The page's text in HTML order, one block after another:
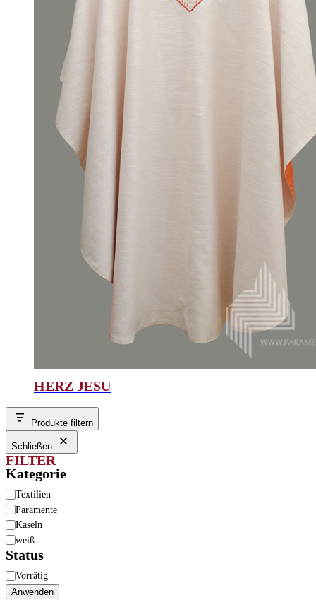
HERZ JESU
Produkte filtern
Schließen
FILTER
Kategorie
Kategorie
Textilien
Paramente
Kaseln
weiß
Status
Status
Vorrätig
Anwenden